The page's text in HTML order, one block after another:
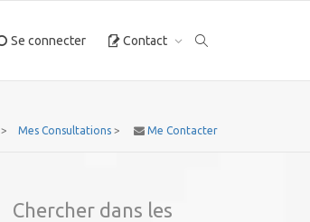
Se connecter Contact
> Mes Consultations > Me Contacter
Chercher dans les